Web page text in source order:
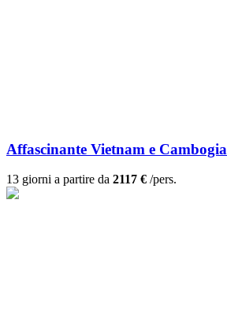
Affascinante Vietnam e Cambogia
13 giorni a partire da 2117 € /pers.